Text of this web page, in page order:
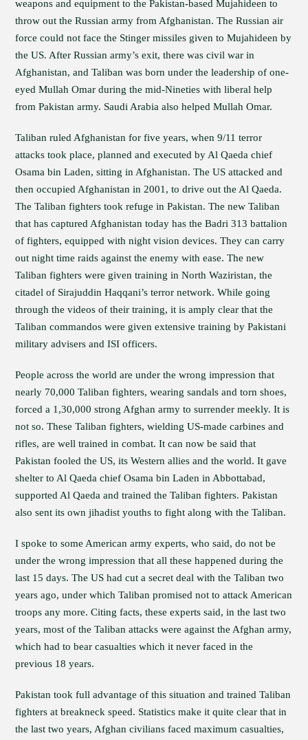
weapons and equipment to the Pakistan-based Mujahideen to
throw out the Russian army from Afghanistan. The Russian air
force could not face the Stinger missiles given to Mujahideen by
the US. After Russian army’s exit, there was civil war in
Afghanistan, and Taliban was born under the leadership of one-
eyed Mullah Omar during the mid-Nineties with liberal help
from Pakistan army. Saudi Arabia also helped Mullah Omar.
Taliban ruled Afghanistan for five years, when 9/11 terror
attacks took place, planned and executed by Al Qaeda chief
Osama bin Laden, sitting in Afghanistan. The US attacked and
then occupied Afghanistan in 2001, to drive out the Al Qaeda.
The Taliban fighters took refuge in Pakistan. The new Taliban
that has captured Afghanistan today has the Badri 313 battalion
of fighters, equipped with night vision devices. They can carry
out night time raids against the enemy with ease. The new
Taliban fighters were given training in North Waziristan, the
citadel of Sirajuddin Haqqani’s terror network. While going
through the videos of their training, it is amply clear that the
Taliban commandos were given extensive training by Pakistani
military advisers and ISI officers.
People across the world are under the wrong impression that
nearly 70,000 Taliban fighters, wearing sandals and torn shoes,
forced a 1,30,000 strong Afghan army to surrender meekly. It is
not so. These Taliban fighters, wielding US-made carbines and
rifles, are well trained in combat. It can now be said that
Pakistan fooled the US, its Western allies and the world. It gave
shelter to Al Qaeda chief Osama bin Laden in Abbottabad,
supported Al Qaeda and trained the Taliban fighters. Pakistan
also sent its own jihadist youths to fight along with the Taliban.
I spoke to some American army experts, who said, do not be
under the wrong impression that all these happened during the
last 15 days. The US had cut a secret deal with the Taliban two
years ago, under which Taliban promised not to attack American
troops any more. Citing facts, these experts said, in the last two
years, most of the Taliban attacks were against the Afghan army,
which had to bear casualties which it never faced in the
previous 18 years.
Pakistan took full advantage of this situation and trained Taliban
fighters at breakneck speed. Statistics make it quite clear that in
the last two years, Afghan civilians faced maximum casualties,